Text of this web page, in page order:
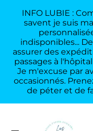
INFO LUBIE :
savent je suis
indisponibles...
assurer des
passages à
Je m'excuse par
occasionnés.
de péter et de